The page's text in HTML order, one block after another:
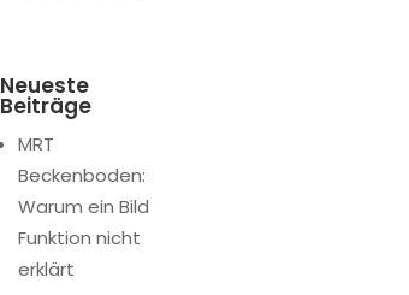
Neueste
Beiträge
MRT
Beckenboden:
Warum ein Bild
Funktion nicht
erklärt